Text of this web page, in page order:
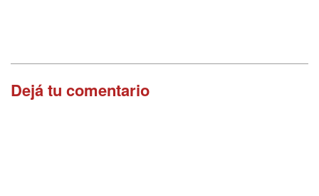
Dejá tu comentario